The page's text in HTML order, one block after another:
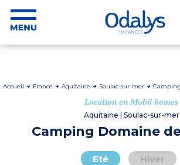
Accueil France Aquitaine Soulac-sur-mer
Location en Mobil homes
Aquitaine | Soulac-sur-mer
Camping Domaine
Eté Hiver